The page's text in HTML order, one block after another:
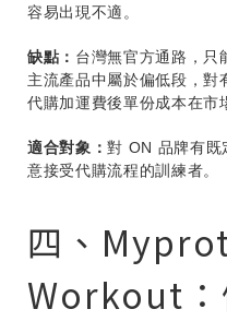
容易出現不適。
缺點： 台灣無官方通路，
主流產品中屬於偏低段，對
代購加運費後單份成本在市
適合對象：對 ON 品牌有既
意接受代購流程的訓練者。
四、
Workout：